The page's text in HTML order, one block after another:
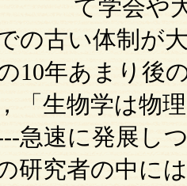
て学会や
の古い体制が
10年あまり後
「生物学は物
急速に発展し
研究者の中に